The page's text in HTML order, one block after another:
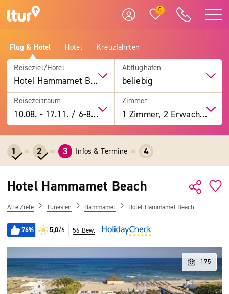
0
Flug & Hotel Hotel Kreuzfahrten
Reiseziel/Hotel
Hotel Hammamet Beach
Abflughafen
beliebig
Reisezeitraum
10.08. -17.11. / 6-8 Tage
Zimmer
1 Zimmer, 2 Erwachsene
1 2 3 Infos & Termine 4
Hotel Hammamet Beach
Alle Ziele Tunesien Hammamet Hotel Hammamet Beach
76% 5,0/6 56 Bew.